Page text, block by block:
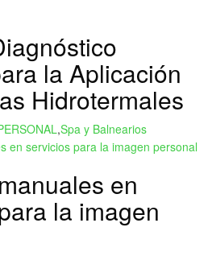
la Aplicación
Hidrotermales
,Spa y Balnearios
en
la imagen